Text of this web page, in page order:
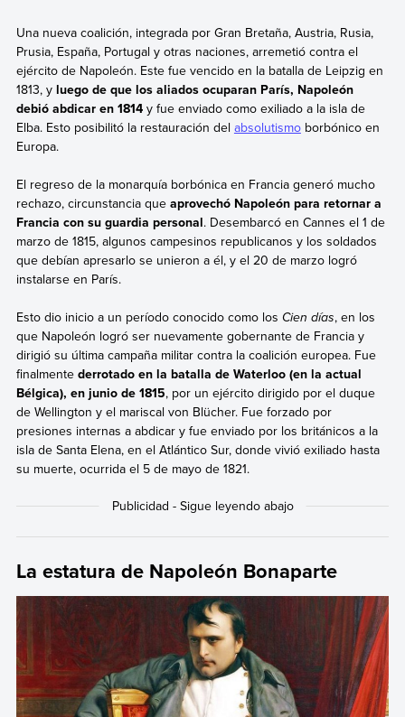
Una nueva coalición, integrada por Gran Bretaña, Austria, Rusia,
Prusia, España, Portugal y otras naciones, arremetió contra el
ejército de Napoleón. Este fue vencido en la batalla de Leipzig en
1813, yluego de que los aliados ocuparan París, Napoleón
debió abdicar en 1814y fue enviado como exiliado a la isla de
Elba. Esto posibilitó la restauración del absolutismoborbónico en
Europa.
El regreso de la monarquía borbónica en Francia generó mucho
rechazo, circunstancia queaprovechó Napoleón para retornar a
Francia con su guardia personal. Desembarcó en Cannes el 1 de
marzo de 1815, algunos campesinos republicanos y los soldados
que debían apresarlo se unieron a él, y el 20 de marzo logró
instalarse en París.
Esto dio inicio a un período conocido como los Cien días, en los
que Napoleón logró ser nuevamente gobernante de Francia y
dirigió su última campaña militar contra la coalición europea. Fue
finalmente derrotado en la batalla de Waterloo (en la actual
Bélgica), en junio de 1815, por un ejército dirigido por el duque
de Wellington y el mariscal von Blücher. Fue forzado por
presiones internas a abdicar y fue enviado por los británicos a la
isla de Santa Elena, en el Atlántico Sur, donde vivió exiliado hasta
su muerte, ocurrida el 5 de mayo de 1821.
La estatura de Napoleón Bonaparte